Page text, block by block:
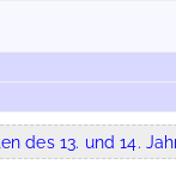
des 13. und 14.